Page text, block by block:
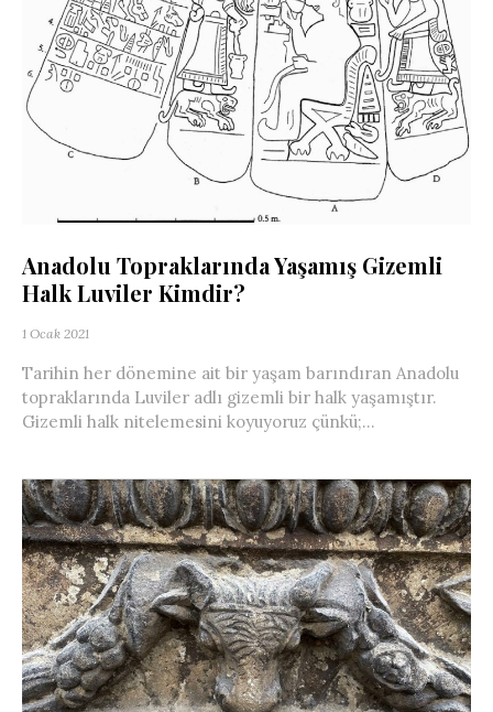
Anadolu Topraklarında Yaşamış Gizemli
Halk Luviler Kimdir?
1 Ocak 2021
Tarihin her dönemine ait bir yaşam barındıran Anadolu
topraklarında Luviler adlı gizemli bir halk yaşamıştır.
Gizemli halk nitelemesini koyuyoruz çünkü;...